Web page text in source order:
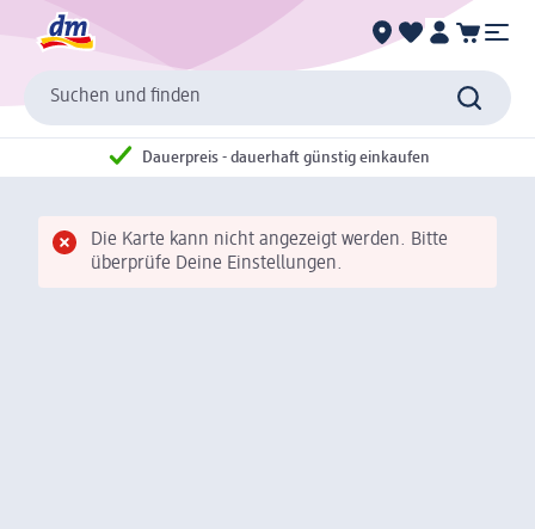
Suchen und finden
Dauerpreis - dauerhaft günstig einkaufen
Die Karte kann nicht angezeigt werden. Bitte
überprüfe Deine Einstellungen.